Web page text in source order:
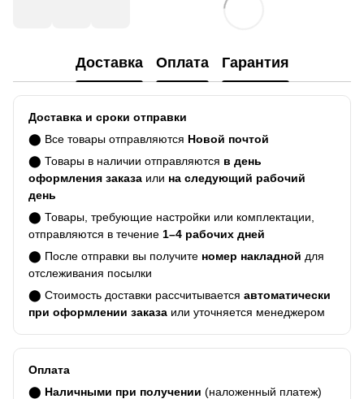
Доставка Оплата Гарантия
Доставка и сроки отправки
⬤ Все товары отправляются Новой почтой
⬤ Товары в наличии отправляются в день
оформления заказа или на следующий рабочий
день
⬤ Товары, требующие настройки или комплектации,
отправляются в течение 1–4 рабочих дней
⬤ После отправки вы получите номер накладной для
отслеживания посылки
⬤ Стоимость доставки рассчитывается автоматически
при оформлении заказа или уточняется менеджером
Оплата
⬤ Наличными при получении (наложенный платеж)